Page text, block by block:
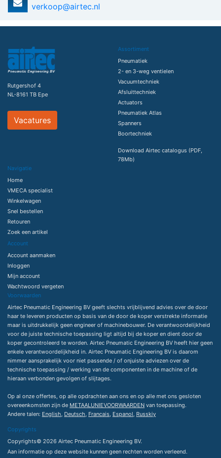
verkoop@airtec.nl
Rutgershof 4
NL-8161 TB Epe
Vacatures
Assortiment
Pneumatiek
2- en 3-weg ventielen
Vacuumtechniek
Afsluittechniek
Actuators
Pneumatiek Atlas
Spanners
Boortechniek
Download Airtec catalogus (PDF,
78Mb)
Navigatie
Home
VMECA specialist
Winkelwagen
Snel bestellen
Retouren
Zoek een artikel
Account
Account aanmaken
Inloggen
Mijn account
Wachtwoord vergeten
Voorwaarden
Airtec Pneumatic Engineering BV geeft slechts vrijblijvend advies over de door
haar te leveren producten op basis van de door de koper verstrekte informatie
maar is uitdrukkelijk geen engineer of machinebouwer. De verantwoordelijkheid
voor de juiste technische toepassing ligt altijd bij de koper en dient door de
koper gecontroleerd te worden. Airtec Pneumatic Engineering BV heeft hier geen
enkele verantwoordelijkheid in. Airtec Pneumatic Engineering BV is daarom
nimmer aansprakelijk voor niet passende / of onjuiste adviezen over de
technische toepassing / werking van de componenten in de machine of de
hieraan verbonden gevolgen of slijtages.
Op al onze offertes, op alle opdrachten aan ons en op alle met ons gesloten
overeenkomsten zijn de METAALUNIEVOORWAARDEN van toepassing.
Andere talen: English, Deutsch, Francais, Espanol, Russkiy
Copyrights
Copyrights© 2026 Airtec Pneumatic Engineering BV.
Aan informatie op deze website kunnen geen rechten worden verleend.